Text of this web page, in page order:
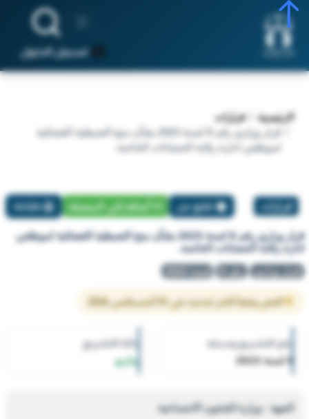
تسجيل الدخول
الرئيسية
قرارات
قرار وزاري رقم 8 لسنة 2023 بشأن منح الضبطية القضائية
لموظفي ادارة رقابة الحضانات الخاصة.
قرارات تبليغ عن أضافة إلي المفضلة طباعة
قرار وزاري رقم 8 لسنة 2023 بشأن منح الضبطية القضائية لموظفي
ادارة رقابة الحضانات الخاصة.
قرار وزاري رقم 8 لسنة 2023
النص وفقاً لآخر تحديث في 01 أغسطس 2026
رقم التشريع وسنته
8 لسنة 2023
حالة التشريع
ساري
الجهة : وزارة الشئون الاجتماعية